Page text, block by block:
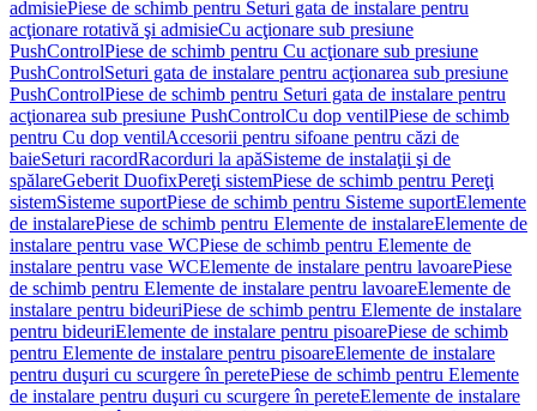
admisiePiese de schimb pentru Seturi gata de instalare pentru
acţionare rotativă şi admisieCu acţionare sub presiune
PushControlPiese de schimb pentru Cu acţionare sub presiune
PushControlSeturi gata de instalare pentru acţionarea sub presiune
PushControlPiese de schimb pentru Seturi gata de instalare pentru
acţionarea sub presiune PushControlCu dop ventilPiese de schimb
pentru Cu dop ventilAccesorii pentru sifoane pentru căzi de
baieSeturi racordRacorduri la apăSisteme de instalaţii şi de
spălareGeberit DuofixPereţi sistemPiese de schimb pentru Pereţi
sistemSisteme suportPiese de schimb pentru Sisteme suportElemente
de instalarePiese de schimb pentru Elemente de instalareElemente de
instalare pentru vase WCPiese de schimb pentru Elemente de
instalare pentru vase WCElemente de instalare pentru lavoarePiese
de schimb pentru Elemente de instalare pentru lavoareElemente de
instalare pentru bideuriPiese de schimb pentru Elemente de instalare
pentru bideuriElemente de instalare pentru pisoarePiese de schimb
pentru Elemente de instalare pentru pisoareElemente de instalare
pentru duşuri cu scurgere în peretePiese de schimb pentru Elemente
de instalare pentru duşuri cu scurgere în pereteElemente de instalare